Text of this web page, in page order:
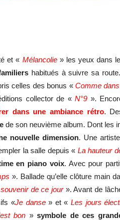
et « Mélancolie» les yeux dans
habitués à suivre sa
celles des bonus «Comme
collector de «N°9 ».
dans une ambiance rétro.
de son neuvième album. Dont les
nouvelle dimension. Une
la salle depuis « La hauteur
en piano voix. Avec pour
». Ballade qu’elle clôture main
de ce jour ». Avant de
«Je danse » et «Les jours
bon »symbole de ces